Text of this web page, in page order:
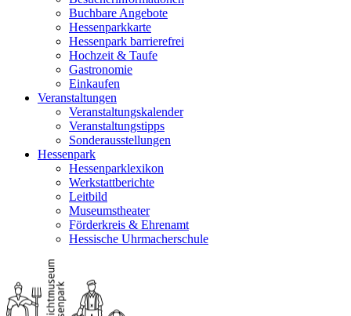
Buchbare Angebote
Hessenparkkarte
Hessenpark barrierefrei
Hochzeit & Taufe
Gastronomie
Einkaufen
Veranstaltungen
Veranstaltungskalender
Veranstaltungstipps
Sonderausstellungen
Hessenpark
Hessenparklexikon
Werkstattberichte
Leitbild
Museumstheater
Förderkreis & Ehrenamt
Hessische Uhrmacherschule